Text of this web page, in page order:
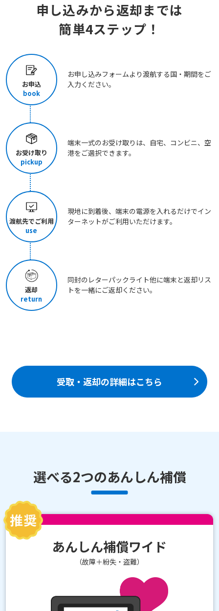
申し込みから返却までは
簡単4ステップ！
お申込
book
お申し込みフォームより渡航する国・期間をご
入力ください。
お受け取り
pickup
端末一式のお受け取りは、自宅、コンビニ、空
港をご選択できます。
渡航先でご利用
use
現地に到着後、端末の電源を入れるだけでイン
ターネットがご利用いただけます。
返却
return
同封のレターパックライト他に端末と返却リス
トを一緒にご返却ください。
受取・返却の詳細はこちら
選べる2つのあんしん補償
あんしん補償ワイド
（故障＋紛失・盗難）